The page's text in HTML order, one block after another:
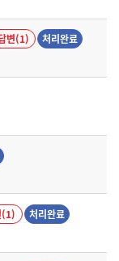
변(1) 처리완료
(1) 처리완료